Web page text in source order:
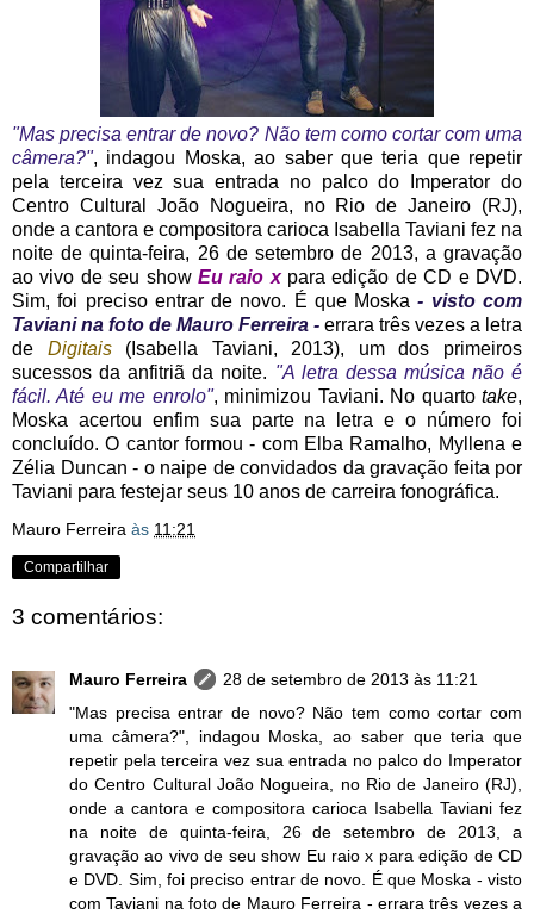
"Mas precisa entrar de novo? Não tem como cortar com uma
câmera?", indagou Moska, ao saber que teria que repetir
pela terceira vez sua entrada no palco do Imperator do
Centro Cultural João Nogueira, no Rio de Janeiro (RJ),
onde a cantora e compositora carioca Isabella Taviani fez na
noite de quinta-feira, 26 de setembro de 2013, a gravação
ao vivo de seu show Eu raio x para edição de CD e DVD.
Sim, foi preciso entrar de novo. É que Moska- visto com
Taviani na foto de Mauro Ferreira - errara três vezes a letra
de Digitais(Isabella Taviani, 2013), um dos primeiros
sucessos da anfitriã da noite. "A letra dessa música não é
fácil. Até eu me enrolo", minimizou Taviani. No quartotake,
Moska acertou enfim sua parte na letra e o número foi
concluído. O cantor formou - com Elba Ramalho, Myllena e
Zélia Duncan - o naipe de convidados da gravação feita por
Taviani para festejar seus 10 anos de carreira fonográfica.
Mauro Ferreira às 11:21
Compartilhar
3 comentários:
Mauro Ferreira
28 de setembro de 2013 às 11:21
"Mas precisa entrar de novo? Não tem como cortar com
uma câmera?", indagou Moska, ao saber que teria que
repetir pela terceira vez sua entrada no palco do Imperator
do Centro Cultural João Nogueira, no Rio de Janeiro (RJ),
onde a cantora e compositora carioca Isabella Taviani fez
na noite de quinta-feira, 26 de setembro de 2013, a
gravação ao vivo de seu show Eu raio x para edição de CD
e DVD. Sim, foi preciso entrar de novo. É que Moska - visto
com Taviani na foto de Mauro Ferreira - errara três vezes a